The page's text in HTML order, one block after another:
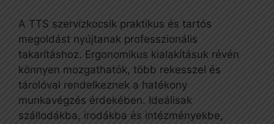
A TTS szervízkocsik praktikus és tartós
megoldást nyújtanak professzionális
takarításhoz. Ergonomikus kialakításuk révén
könnyen mozgathatók, több rekesszel és
tárolóval rendelkeznek a hatékony
munkavégzés érdekében. Ideálisak
szállodákba, irodákba és intézményekbe,